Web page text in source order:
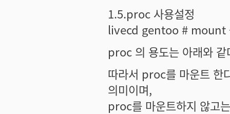
1.5.proc 사용설정
livecd gentoo #
proc 의 용도는 아래와 같
따라서 proc를 마운트 한
의미이며,
proc를 마운트하지 않고